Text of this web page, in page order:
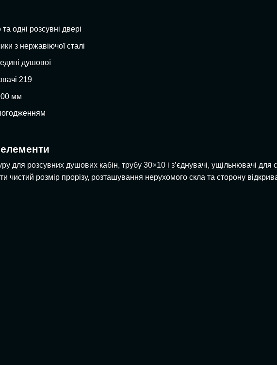
одні розсувні двері
з нержавіючої сталі
душової
219
мм
для розсувних душових кабін, трубу 30×10 і з’єднувачі, ущільнювачі для
чистий розмір прорізу, розташування нерухомого скла та сторону